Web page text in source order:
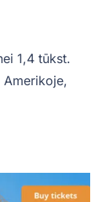
1,4 tūkst.
Amerikoje,